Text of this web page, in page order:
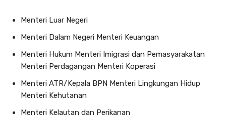
Menteri Luar Negeri
Menteri Dalam Negeri Menteri Keuangan
Menteri Hukum Menteri Imigrasi dan Pemasyarakatan
Menteri Perdagangan Menteri Koperasi
Menteri ATR/Kepala BPN Menteri Lingkungan Hidup
Menteri Kehutanan
Menteri Kelautan dan Perikanan